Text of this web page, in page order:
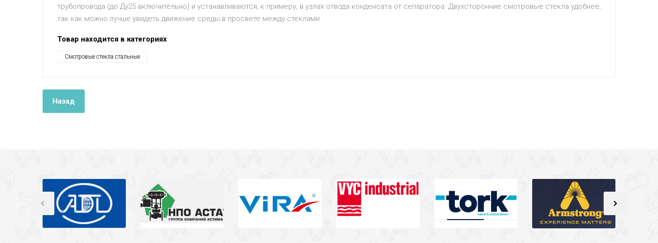
трубопровода (до Ду25 включительно) и устанавливаются, к примеру, в узлах отвода конденсата от сепаратора. Двухсторонние смотровые стекла удобнее,
так как можно лучше увидеть движение среды в просвете между стеклами.
Товар находится в категориях
Смотровые стекла стальные
Назад